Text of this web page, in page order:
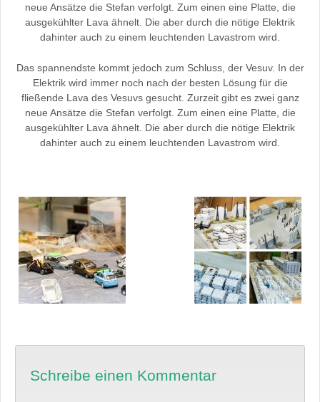
neue Ansätze die Stefan verfolgt. Zum einen eine Platte, die
ausgekühlter Lava ähnelt. Die aber durch die nötige Elektrik
dahinter auch zu einem leuchtenden Lavastrom wird.
Das spannendste kommt jedoch zum Schluss, der Vesuv. In der
Elektrik wird immer noch nach der besten Lösung für die
fließende Lava des Vesuvs gesucht. Zurzeit gibt es zwei ganz
neue Ansätze die Stefan verfolgt. Zum einen eine Platte, die
ausgekühlter Lava ähnelt. Die aber durch die nötige Elektrik
dahinter auch zu einem leuchtenden Lavastrom wird.
Schreibe einen Kommentar